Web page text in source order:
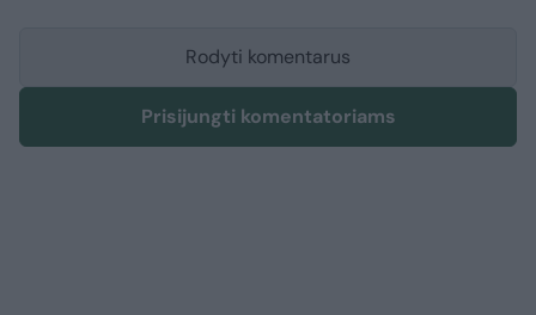
Rodyti komentarus
Prisijungti komentatoriams